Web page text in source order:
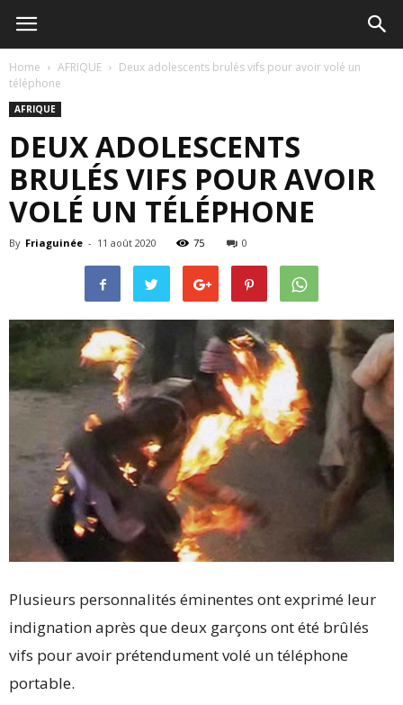
Home AFRIQUE
Deux adolescents brulés vifs pour avoir volé un
téléphone
AFRIQUE
DEUX ADOLESCENTS
BRULÉS VIFS POUR AVOIR
VOLÉ UN TÉLÉPHONE
By Friaguinée - 11 août 2020 75 0
Plusieurs personnalités éminentes ont exprimé leur
indignation après que deux garçons ont été brûlés
vifs pour avoir prétendument volé un téléphone
portable.